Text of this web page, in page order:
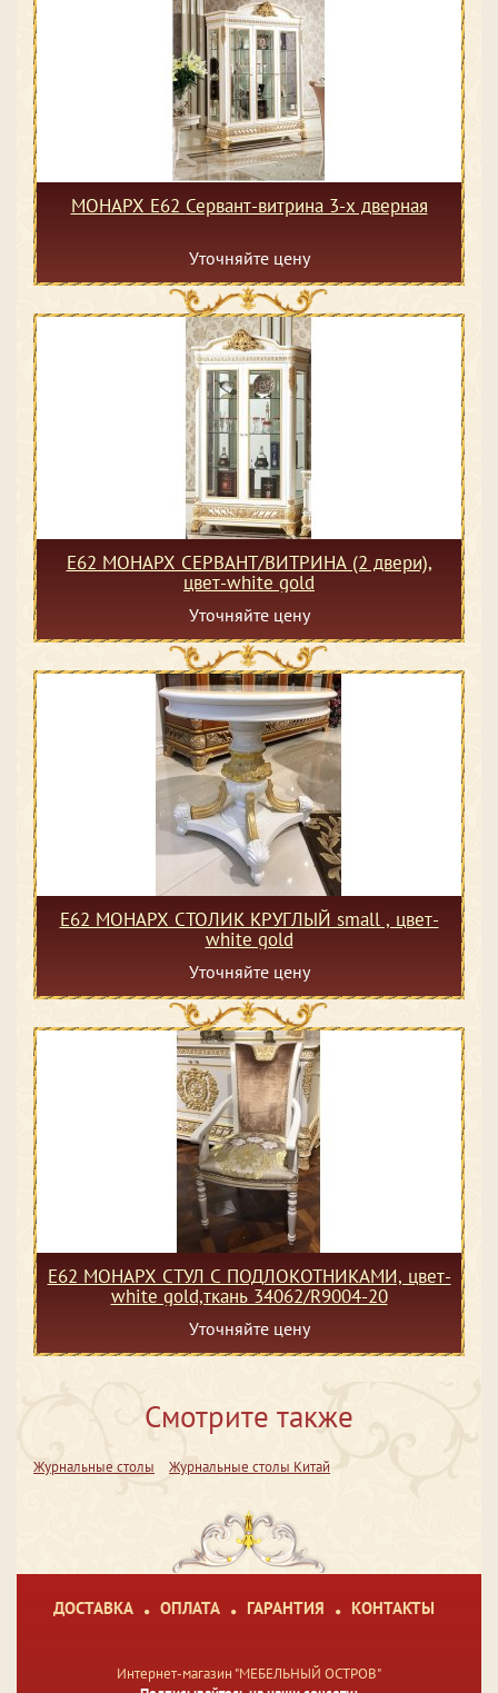
МОНАРХ Е62 Сервант-витрина 3-х дверная
Уточняйте цену
Е62 МОНАРХ СЕРВАНТ/ВИТРИНА (2 двери),
цвет-white gold
Уточняйте цену
Е62 МОНАРХ СТОЛИК КРУГЛЫЙ small , цвет-
white gold
Уточняйте цену
Е62 МОНАРХ СТУЛ С ПОДЛОКОТНИКАМИ, цвет-
white gold,ткань 34062/R9004-20
Уточняйте цену
Смотрите также
Журнальные столы Журнальные столы Китай
ДОСТАВКА ОПЛАТА ГАРАНТИЯ КОНТАКТЫ
Интернет-магазин "МЕБЕЛЬНЫЙ ОСТРОВ"